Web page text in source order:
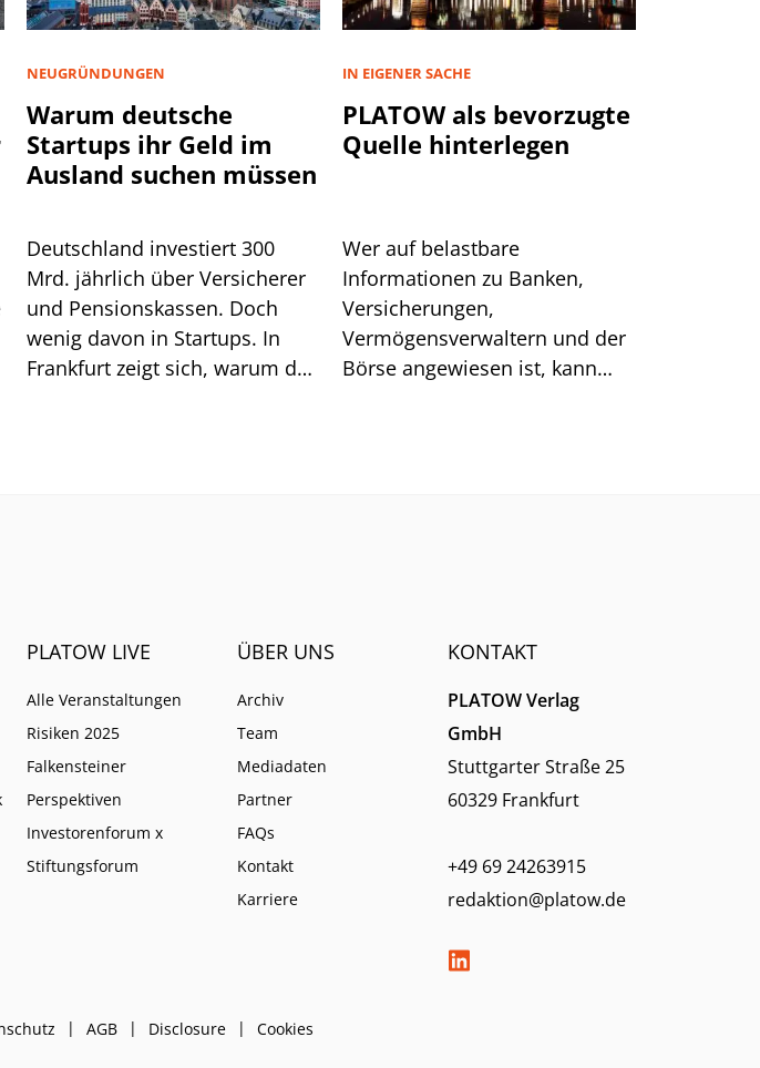
NEUGRÜNDUNGEN
Warum deutsche
Startups ihr Geld im
Ausland suchen müssen
Deutschland investiert 300
Mrd. jährlich über Versicherer
und Pensionskassen. Doch
wenig davon in Startups. In
Frankfurt zeigt sich, warum das
IN EIGENER SACHE
PLATOW als bevorzugte
Quelle hinterlegen
Wer auf belastbare
Informationen zu Banken,
Versicherungen,
Vermögensverwaltern und der
Börse angewiesen ist, kann
PLATOW LIVE
Alle Veranstaltungen
Risiken 2025
Falkensteiner
Perspektiven
Investorenforum x
Stiftungsforum
ÜBER UNS
Archiv
Team
Mediadaten
Partner
FAQs
Kontakt
Karriere
KONTAKT
PLATOW Verlag
GmbH
Stuttgarter Straße 25
60329 Frankfurt
+49 69 24263915
redaktion@platow.de
AGB Disclosure Cookies